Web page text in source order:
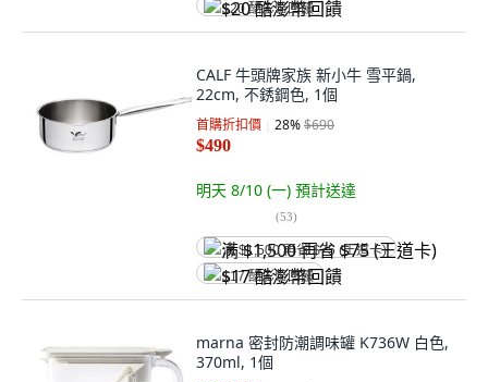
$20 酷澎幣回饋
CALF 牛頭牌家族 新小牛 雪平鍋,
22cm, 不銹鋼色, 1個
首購折扣價 28%$690
$490
明天 8/10 (一) 預計送達
(53)
满 $1,500 再省 $75 (王道卡)
$17 酷澎幣回饋
marna 密封防潮調味罐 K736W 白色,
370ml, 1個